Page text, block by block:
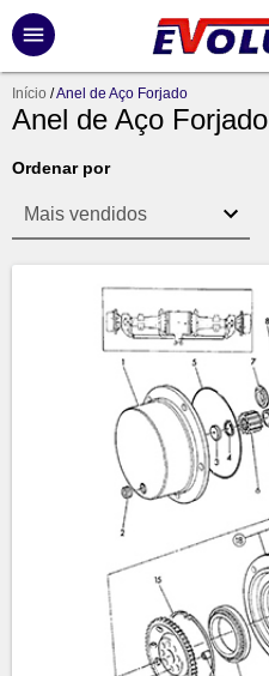
Início /Anel de Aço Forjado
Anel de Aço Forjado
Ordenar por